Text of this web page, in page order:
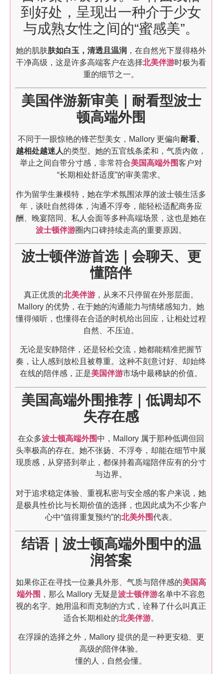
到好处，呈现出一种介于少女
与成熟女性之间的“蜜感美”。
她的肌肤肤如白玉，清透且温润 ，在自然光下显得格外
干净高级，这是许多高端客户在选择北美伴游时极为看
重的细节之一。
美国伴游新审美｜耐看型波士
顿高端外围
不同于一眼惊艳的锋芒型美女，Mallory 更偏向耐看、
越相处越迷人的类型。她的五官线条柔和，气质内敛，
举止之间自带分寸感，非常符合美国高端外围客户对
“长期相处舒适度”的审美需求。
作为留学生兼模特，她在学术氛围浓厚的波士顿生活多
年，谈吐自然得体，沟通不浮夸，能轻松适配商务应
酬、晚宴陪同、私人会面等多种高端场景，这也是她在
波士顿伴游圈内口碑持续走高的重要原因。
波士顿伴游首选｜会聊天、更
懂陪伴
真正优质的北美伴游 ，从来不只停留在外形层面。
Mallory 的优势，在于她的沟通能力与情绪感知力。她
懂得倾听，也懂得在合适的时机给出回应，让相处过程
自然、不压迫。
无论是安静陪伴，还是轻松交流，她都能精准把握节
奏，让人感到放松且被尊重。这种不刻意讨好、却始终
在线的陪伴感，正是美国伴游市场中最稀缺的价值。
美国高端外围推荐｜低调却不
失存在感
在众多波士顿高端外围 中，Mallory 属于那种低调但回
头率极高的存在。她不张扬、不浮夸，却能在细节中展
现质感，从穿搭到举止，都保持着高端陪伴应有的分寸
与边界。
对于追求稳定体验、重视私密与安全感的客户来说，她
是极具性价比与长期价值的选择，也因此成为不少客户
心中“值得重复预约”的北美外围代表。
结语｜波士顿高端外围中的温
润答案
如果你正在寻找一位兼具外形、气质与陪伴感的美国高
端外围 ，那么 Mallory 无疑是波士顿伴游名单中不容忽
视的名字。她用温和而克制的方式，诠释了什么叫真正
适合长期相处的北美伴游。
在浮躁的选择之外，Mallory 提供的是一种更安稳、更
高级的陪伴体验。
懂的人，自然会懂。